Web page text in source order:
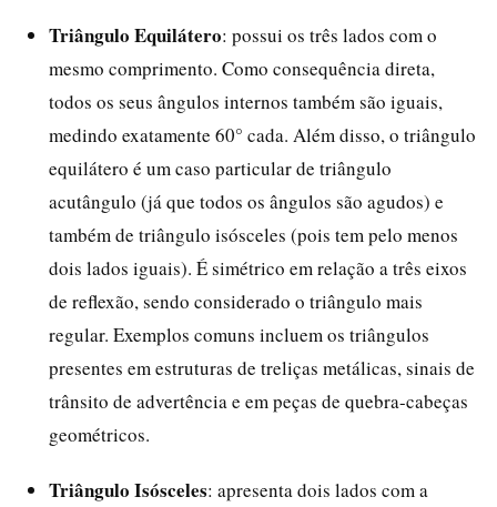
Triângulo Equilátero: possui os três lados com o
mesmo comprimento. Como consequência direta,
todos os seus ângulos internos também são iguais,
medindo exatamente 60° cada. Além disso, o triângulo
equilátero é um caso particular de triângulo
acutângulo (já que todos os ângulos são agudos) e
também de triângulo isósceles (pois tem pelo menos
dois lados iguais). É simétrico em relação a três eixos
de reflexão, sendo considerado o triângulo mais
regular. Exemplos comuns incluem os triângulos
presentes em estruturas de treliças metálicas, sinais de
trânsito de advertência e em peças de quebra-cabeças
geométricos.
Triângulo Isósceles: apresenta dois lados com a